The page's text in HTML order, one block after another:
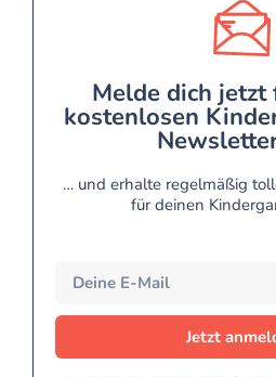
Melde dich jetzt
kostenlosen
… und erhalte regelmäßig
für deinen
Jetzt